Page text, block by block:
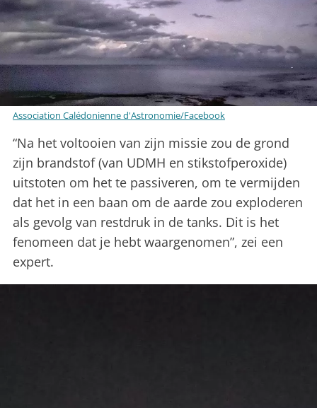
Association Calédonienne d'Astronomie/Facebook
“Na het voltooien van zijn missie zou de grond
zijn brandstof (van UDMH en stikstofperoxide)
uitstoten om het te passiveren, om te vermijden
dat het in een baan om de aarde zou exploderen
als gevolg van restdruk in de tanks. Dit is het
fenomeen dat je hebt waargenomen”, zei een
expert.